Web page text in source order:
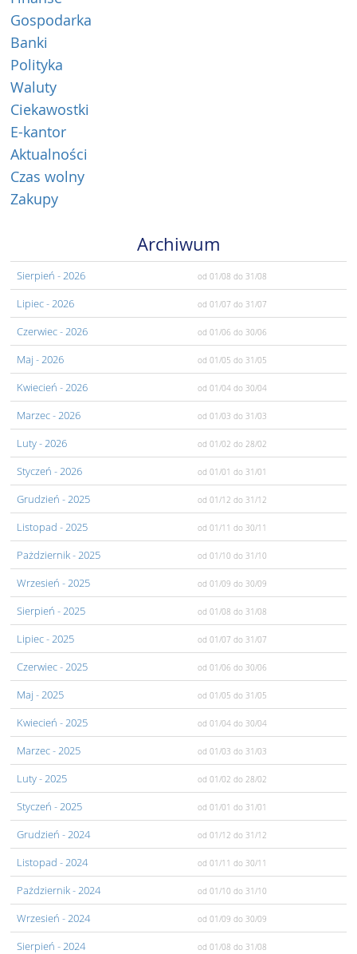
Gospodarka
Banki
Polityka
Waluty
Ciekawostki
E-kantor
Aktualności
Czas wolny
Zakupy
Archiwum
Sierpień - 2026 od 01/08 do 31/08
Lipiec- 2026 od 01/07 do 31/07
Czerwiec- 2026 od 01/06 do 30/06
Maj - 2026 od 01/05 do 31/05
Kwiecień - 2026 od 01/04 do 30/04
Marzec- 2026 od 01/03 do 31/03
Luty- 2026 od 01/02 do 28/02
Styczeń - 2026 od 01/01 do 31/01
Grudzień - 2025 od 01/12 do 31/12
Listopad - 2025 od 01/11 do 30/11
Pażdziernik- 2025 od 01/10 do 31/10
Wrzesień - 2025 od 01/09 do 30/09
Sierpień - 2025 od 01/08 do 31/08
Lipiec- 2025 od 01/07 do 31/07
Czerwiec- 2025 od 01/06 do 30/06
Maj - 2025 od 01/05 do 31/05
Kwiecień - 2025 od 01/04 do 30/04
Marzec- 2025 od 01/03 do 31/03
Luty- 2025 od 01/02 do 28/02
Styczeń - 2025 od 01/01 do 31/01
Grudzień - 2024 od 01/12 do 31/12
Listopad - 2024 od 01/11 do 30/11
Pażdziernik- 2024 od 01/10 do 31/10
Wrzesień - 2024 od 01/09 do 30/09
Sierpień - 2024 od 01/08 do 31/08